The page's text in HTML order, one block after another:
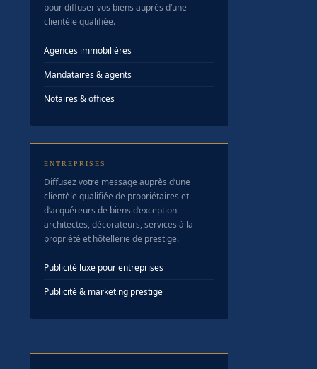
pour diffuser vos biens auprès d’une
clientèle qualifiée.
Agences immobilières
Mandataires & agents
Notaires & offices
ENTREPRISES
Diffusez votre message auprès d’une
clientèle qualifiée de propriétaires et
d’acquéreurs de biens d’exception —
architectes, décorateurs, services à la
propriété et hôtellerie de prestige.
Publicité luxe pour entreprises
Publicité & marketing prestige